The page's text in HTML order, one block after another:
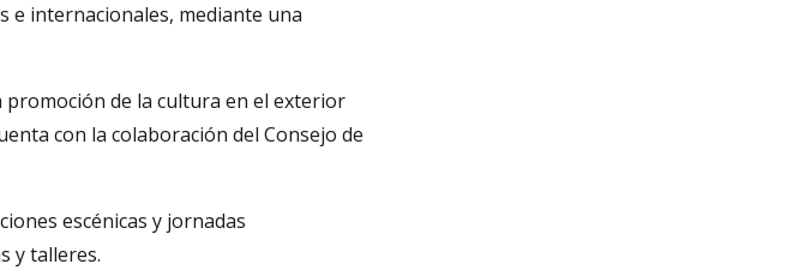
e internacionales, mediante una
de la cultura en el exterior
con la colaboración del Consejo de
escénicas y jornadas
y talleres.